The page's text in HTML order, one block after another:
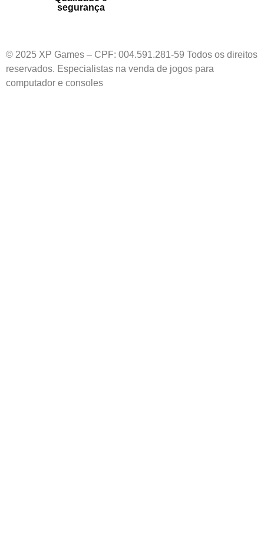
segurança
© 2025 XP Games – CPF: 004.591.281-59 Todos os direitos
reservados. Especialistas na venda de jogos para
computador e consoles